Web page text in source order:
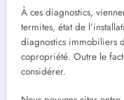
À ces diagnostics,
termites, état de
diagnostics immobiliers
copropriété. Outre le
considérer.